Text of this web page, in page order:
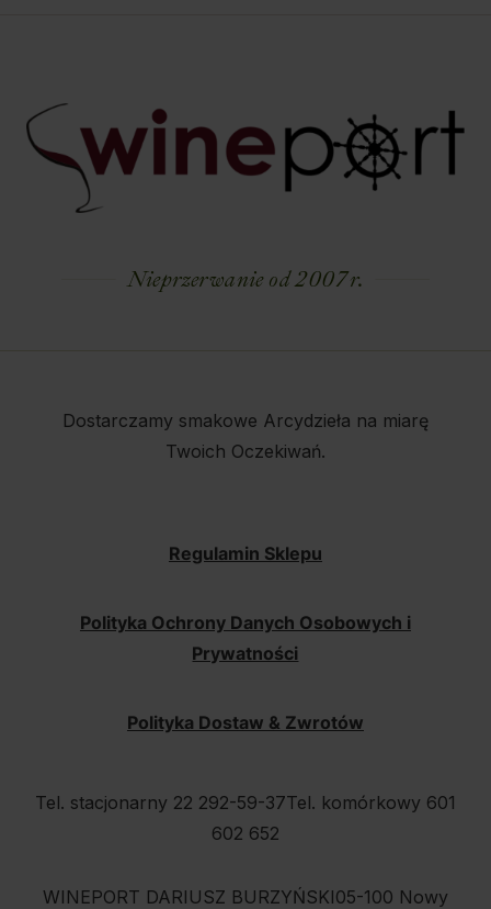
Nieprzerwanie od 2007 r.
Dostarczamy smakowe Arcydzieła na miarę
Twoich Oczekiwań.
Regulamin Sklepu
Polityka Ochrony Danych Osobowych i
Prywatności
Polityka Dostaw & Zwrotów
Tel. stacjonarny 22 292-59-37Tel. komórkowy 601
602 652
WINEPORT DARIUSZ BURZYŃSKI05-100 Nowy